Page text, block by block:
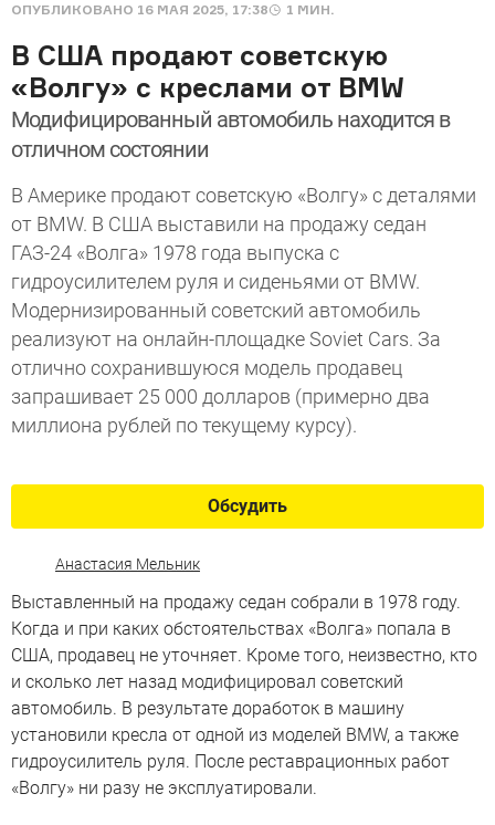
ОПУБЛИКОВАНО 16 МАЯ 2025, 17:38 1 МИН.
В США продают советскую
«Волгу» с креслами от BMW
Модифицированный автомобиль находится в
отличном состоянии
В Америке продают советскую «Волгу» c деталями
от BMW. В США выставили на продажу седан
ГАЗ-24 «Волга» 1978 года выпуска с
гидроусилителем руля и сиденьями от BMW.
Модернизированный советский автомобиль
реализуют на онлайн-площадке Soviet Cars. За
отлично сохранившуюся модель продавец
запрашивает 25 000 долларов (примерно два
миллиона рублей по текущему курсу).
Обсудить
Анастасия Мельник
Выставленный на продажу седан собрали в 1978 году.
Когда и при каких обстоятельствах «Волга» попала в
США, продавец не уточняет. Кроме того, неизвестно, кто
и сколько лет назад модифицировал советский
автомобиль. В результате доработок в машину
установили кресла от одной из моделей BMW, а также
гидроусилитель руля. После реставрационных работ
«Волгу» ни разу не эксплуатировали.